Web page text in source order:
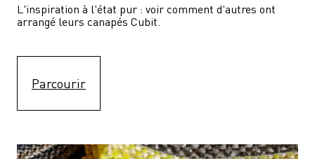
L'inspiration à l'état pur : voir comment d'autres ont
arrangé leurs canapés Cubit.
Parcourir